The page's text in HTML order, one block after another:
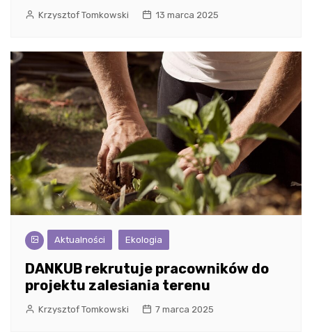
Krzysztof Tomkowski 13 marca 2025
Aktualności Ekologia
DANKUB rekrutuje pracowników do
projektu zalesiania terenu
Krzysztof Tomkowski 7 marca 2025